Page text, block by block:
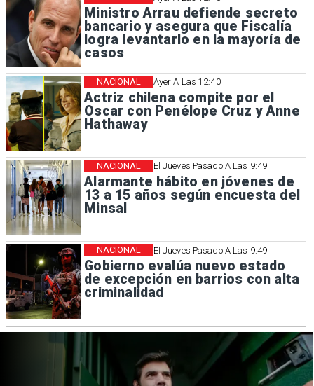
Ministro Arrau defiende secreto
bancario y asegura que Fiscalía
logra levantarlo en la mayoría de
casos
Ayer A Las 12:40
Actriz chilena compite por el
Oscar con Penélope Cruz y Anne
Hathaway
NACIONAL
El Jueves Pasado A Las 9:49
Alarmante hábito en jóvenes de
13 a 15 años según encuesta del
Minsal
NACIONAL
El Jueves Pasado A Las 9:49
Gobierno evalúa nuevo estado
de excepción en barrios con alta
criminalidad
NACIONAL